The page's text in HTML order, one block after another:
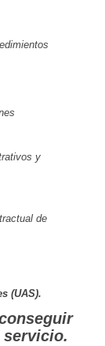
y
de
(UAS).